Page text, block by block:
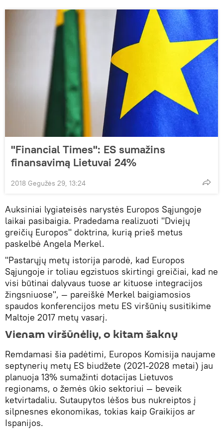
"Financial Times": ES sumažins
finansavimą Lietuvai 24%
2018 Gegužės 29, 13:24
Auksiniai lygiateisės narystės Europos Sąjungoje
laikai pasibaigia. Pradedama realizuoti "Dviejų
greičių Europos" doktrina, kurią prieš metus
paskelbė Angela Merkel.
"Pastarųjų metų istorija parodė, kad Europos
Sąjungoje ir toliau egzistuos skirtingi greičiai, kad ne
visi būtinai dalyvaus tuose ar kituose integracijos
žingsniuose", — pareiškė Merkel baigiamosios
spaudos konferencijos metu ES viršūnių susitikime
Maltoje 2017 metų vasarį.
Vienam viršūnėlių, o kitam šaknų
Remdamasi šia padėtimi, Europos Komisija naujame
septynerių metų ES biudžete (2021-2028 metai) jau
planuoja 13% sumažinti dotacijas Lietuvos
regionams, o žemės ūkio sektoriui — beveik
ketvirtadaliu. Sutaupytos lėšos bus nukreiptos į
silpnesnes ekonomikas, tokias kaip Graikijos ar
Ispanijos.